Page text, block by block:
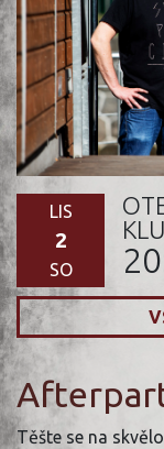
LIS
2
SO
Těšte se na